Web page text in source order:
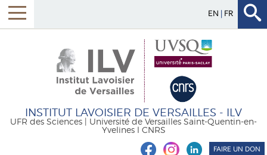
EN FR
INSTITUT LAVOISIER DE VERSAILLES - ILV
UFR des Sciences | Université de Versailles Saint-Quentin-en-
Yvelines l CNRS
FAIRE UN DON